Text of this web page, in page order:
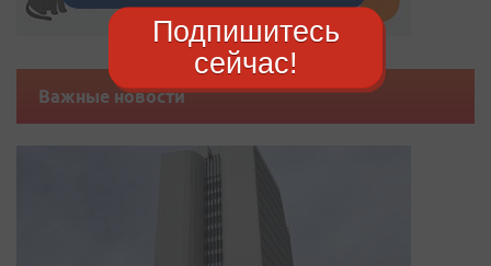
Важные новости
Подпишитесь
сейчас!